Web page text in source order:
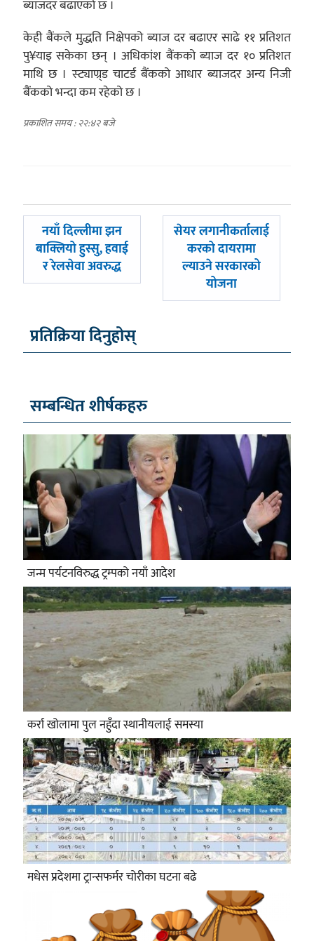
ब्याजदर बढाएको छ ।
केही बैंकले मुद्धति निक्षेपको ब्याज दर बढाएर साढे ११ प्रतिशत
पु¥याइ सकेका छन् । अधिकांश बैंकको ब्याज दर १० प्रतिशत
माथि छ । स्ट्याण्र्ड चाटर्ड बैंकको आधार ब्याजदर अन्य निजी
बैंकको भन्दा कम रहेको छ ।
प्रकाशित समय : २२:४२ बजे
पछिल्लाे
-
नयाँ दिल्लीमा झन
बाक्लियो हुस्सु, हवाई
र रेलसेवा अवरुद्ध
अघिल्लाे
सेयर लगानीकर्तालाई
करको दायरामा
ल्याउने सरकारको
योजना
प्रतिक्रिया दिनुहोस्
सम्बन्धित शीर्षकहरु
जन्म पर्यटनविरुद्ध ट्रम्पको नयाँ आदेश
कर्रा खोलामा पुल नहुँदा स्थानीयलाई समस्या
मधेस प्रदेशमा ट्रान्सफर्मर चोरीका घटना बढे